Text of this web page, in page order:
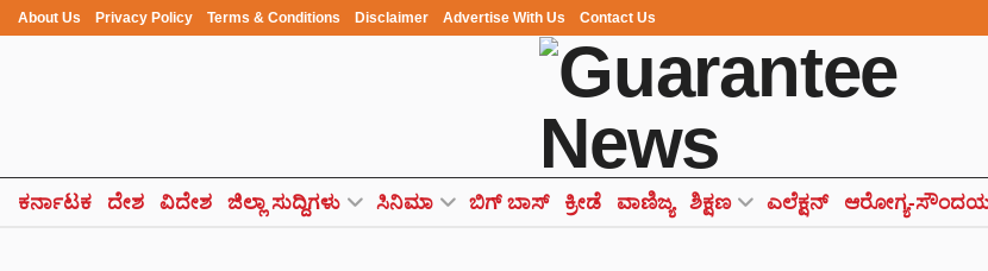
About Us Privacy Policy Terms & Conditions Disclaimer Advertise With Us Contact Us
ಕರ್ನಾಟಕ ದೇಶ ವಿದೇಶ ಜಿಲ್ಲಾ ಸುದ್ದಿಗಳು ಸಿನಿಮಾ ಬಿಗ್ ಬಾಸ್ ಕ್ರೀಡೆ ವಾಣಿಜ್ಯ ಶಿಕ್ಷಣ ಎಲೆಕ್ಷನ್ ಆರೋಗ್ಯ-